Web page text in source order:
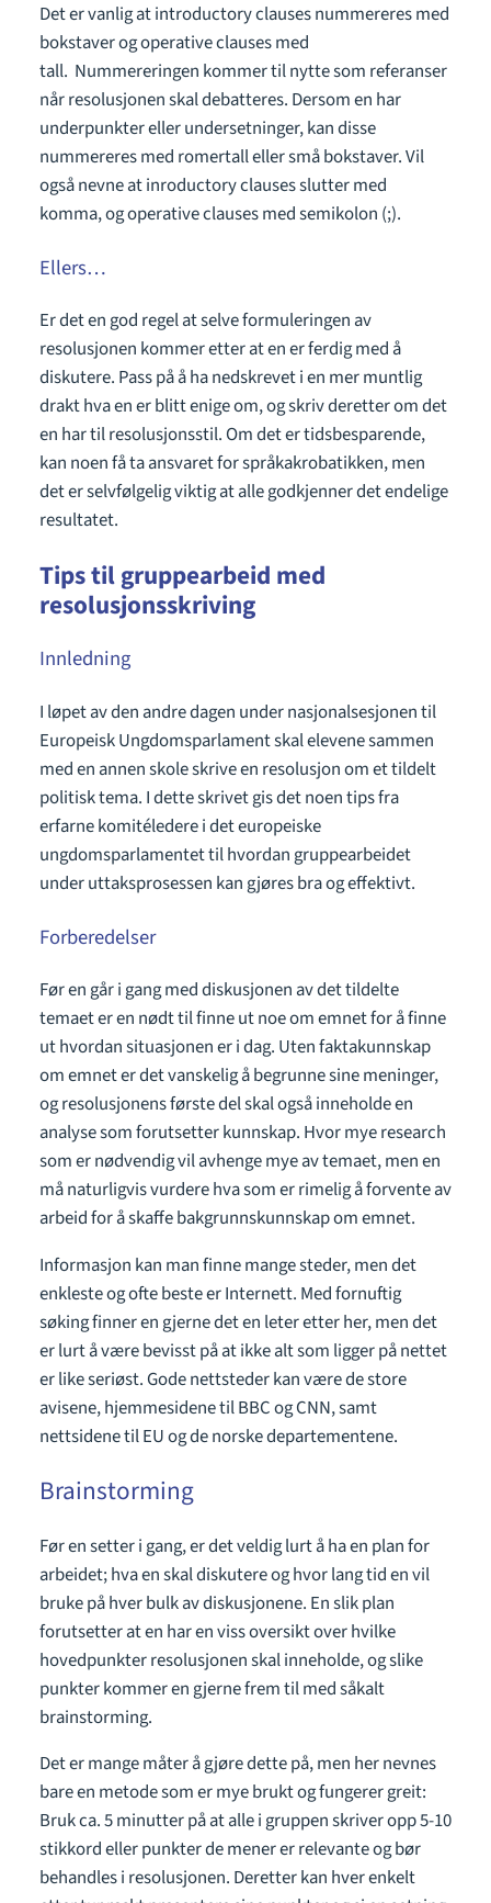
Det er vanlig at introductory clauses nummereres med
bokstaver og operative clauses med
tall. Nummereringen kommer til nytte som referanser
når resolusjonen skal debatteres. Dersom en har
underpunkter eller undersetninger, kan disse
nummereres med romertall eller små bokstaver. Vil
også nevne at inroductory clauses slutter med
komma, og operative clauses med semikolon (;).
Ellers…
Er det en god regel at selve formuleringen av
resolusjonen kommer etter at en er ferdig med å
diskutere. Pass på å ha nedskrevet i en mer muntlig
drakt hva en er blitt enige om, og skriv deretter om det
en har til resolusjonsstil. Om det er tidsbesparende,
kan noen få ta ansvaret for språkakrobatikken, men
det er selvfølgelig viktig at alle godkjenner det endelige
resultatet.
Tips til gruppearbeid med
resolusjonsskriving
Innledning
I løpet av den andre dagen under nasjonalsesjonen til
Europeisk Ungdomsparlament skal elevene sammen
med en annen skole skrive en resolusjon om et tildelt
politisk tema. I dette skrivet gis det noen tips fra
erfarne komitéledere i det europeiske
ungdomsparlamentet til hvordan gruppearbeidet
under uttaksprosessen kan gjøres bra og effektivt.
Forberedelser
Før en går i gang med diskusjonen av det tildelte
temaet er en nødt til finne ut noe om emnet for å finne
ut hvordan situasjonen er i dag. Uten faktakunnskap
om emnet er det vanskelig å begrunne sine meninger,
og resolusjonens første del skal også inneholde en
analyse som forutsetter kunnskap. Hvor mye research
som er nødvendig vil avhenge mye av temaet, men en
må naturligvis vurdere hva som er rimelig å forvente av
arbeid for å skaffe bakgrunnskunnskap om emnet.
Informasjon kan man finne mange steder, men det
enkleste og ofte beste er Internett. Med fornuftig
søking finner en gjerne det en leter etter her, men det
er lurt å være bevisst på at ikke alt som ligger på nettet
er like seriøst. Gode nettsteder kan være de store
avisene, hjemmesidene til BBC og CNN, samt
nettsidene til EU og de norske departementene.
Brainstorming
Før en setter i gang, er det veldig lurt å ha en plan for
arbeidet; hva en skal diskutere og hvor lang tid en vil
bruke på hver bulk av diskusjonene. En slik plan
forutsetter at en har en viss oversikt over hvilke
hovedpunkter resolusjonen skal inneholde, og slike
punkter kommer en gjerne frem til med såkalt
brainstorming.
Det er mange måter å gjøre dette på, men her nevnes
bare en metode som er mye brukt og fungerer greit:
Bruk ca. 5 minutter på at alle i gruppen skriver opp 5-10
stikkord eller punkter de mener er relevante og bør
behandles i resolusjonen. Deretter kan hver enkelt